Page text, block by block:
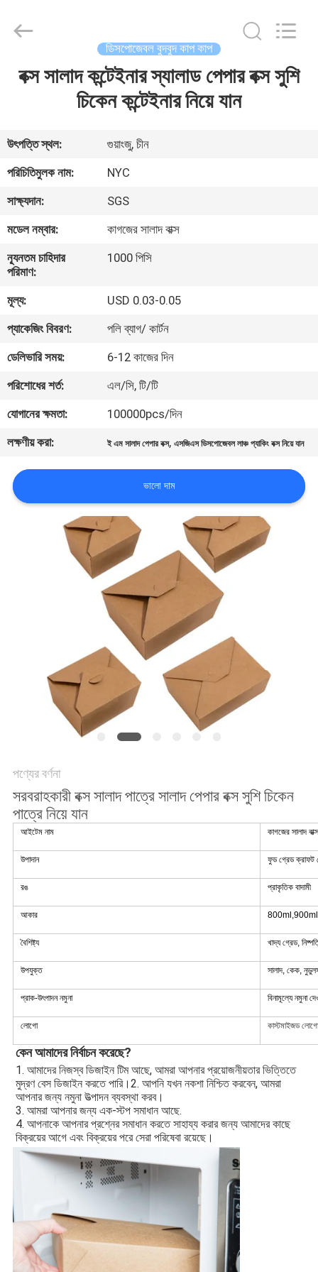
বাড়ি
আমাদের
সম্পর্কে
কারখানা
ভ্রমণ
মান
নিয়ন্ত্রণ
যোগাযোগ
করুন
খবর
কেস
Co.,Ltd..
ডিসপোজেবল বুদবুদ কাপ কাপ
বক্স সালাদ কন্টেইনার স্যালাড পেপার বক্স সুশি
চিকেন কন্টেইনার নিয়ে যান
উৎপত্তি স্থল:
গুয়াংজু, চীন
পরিচিতিমুলক নাম:
NYC
সাক্ষ্যদান:
SGS
মডেল নম্বার:
কাগজের সালাদ বাক্স
ন্যূনতম চাহিদার
পরিমাণ:
1000 পিসি
মূল্য:
USD 0.03-0.05
প্যাকেজিং বিবরণ:
পলি ব্যাগ/ কার্টন
ডেলিভারি সময়:
6-12 কাজের দিন
পরিশোধের শর্ত:
এল/সি, টি/টি
যোগানের ক্ষমতা:
100000pcs/দিন
লক্ষণীয় করা:
ই এম সালাদ পেপার বক্স,এসজিএস ডিসপোজেবল লাঞ্চ প্যাকিং বক্স নিয়ে যান
ভালো দাম
পণ্যের বর্ণনা
সরবরাহকারী বক্স সালাদ পাত্রে সালাদ পেপার বক্স সুশি চিকেন
পাত্রে নিয়ে যান
আইটেম নাম কাগজের সালাদ বাক্স
উপাদান ফুড গ্রেড ক্রাফট
রঙ প্রাকৃতিক বাদামী
আকার
বৈশিষ্ট্য খাদ্য গ্রেড,
উপযুক্ত সালাদ, কেক,
প্রাক-উৎপাদন নমুনা বিনামূল্যে নমুনা
লোগো কাস্টমাইজড
কেন আমাদের নির্বাচন করেছে?
1. আমাদের নিজস্ব ডিজাইন টিম আছে, আমরা আপনার প্রয়োজনীয়তার ভিত্তিতে
মুদ্রণ বেস ডিজাইন করতে পারি।2. আপনি যখন নকশা নিশ্চিত করবেন, আমরা
আপনার জন্য নমুনা উত্পাদন ব্যবস্থা করব।
3. আমরা আপনার জন্য এক-স্টপ সমাধান আছে.
4. আপনাকে আপনার প্রশ্নের সমাধান করতে সাহায্য করার জন্য আমাদের কাছে
বিক্রয়ের আগে এবং বিক্রয়ের পরে সেরা পরিষেবা রয়েছে।